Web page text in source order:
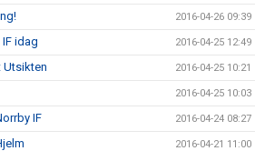
2016-04-26 09:39
idag 2016-04-25 12:49
Utsikten 2016-04-25 10:21
2016-04-25 10:03
IF 2016-04-24 08:27
2016-04-21 11:00